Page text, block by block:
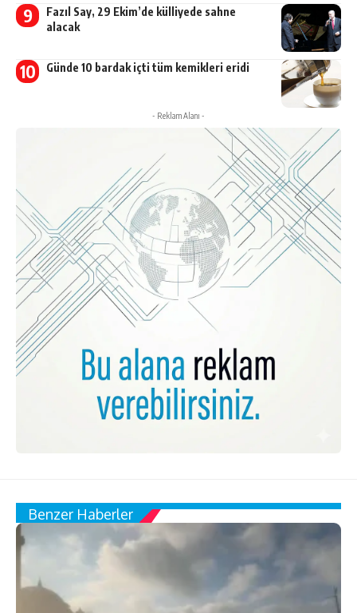
Fazıl Say, 29 Ekim’de külliyede sahne
alacak
Günde 10 bardak içti tüm kemikleri eridi
- Reklam Alanı -
Benzer Haberler